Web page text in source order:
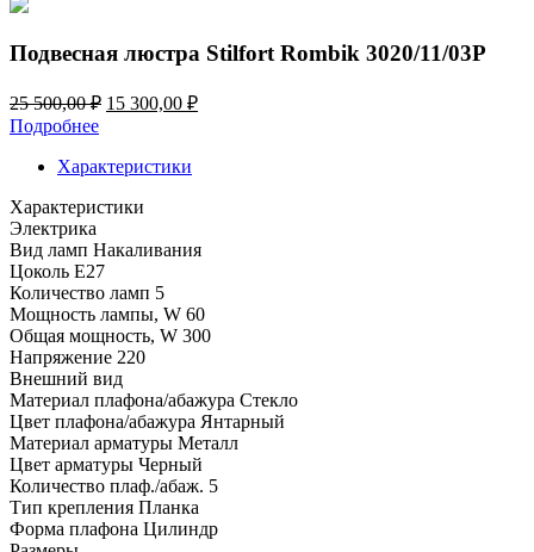
Подвесная люстра Stilfort Rombik 3020/11/03P
25 500,00₽ Первоначальная
25
15 300,00 ₽Текущая
Подробнее
Характеристики
Характеристики
Электрика
Вид ламп Накаливания
Цоколь E27
Количество ламп 5
Мощность лампы, W 60
Общая мощность, W 300
Напряжение 220
Внешний вид
Материал плафона/абажура Стекло
Цвет плафона/абажура Янтарный
Материал арматуры Металл
Цвет арматуры Черный
Количество плаф./абаж. 5
Тип крепления Планка
Форма плафона Цилиндр